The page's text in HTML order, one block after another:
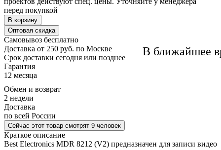
В ближайшее
перед покупкой
В корзину
Оптовая скидка
Самовывоз бесплатно
Доставка от 250 руб. по Москве
Cрок доставки сегодня или позднее
Гарантия
12 месяца
Обмен и возврат
2 недели
Доставка
по всей России
Сейчас этот товар смотрят 9 человек
Краткое описание
Best Electronics MDR 8212 (V2) предназначен для записи видео